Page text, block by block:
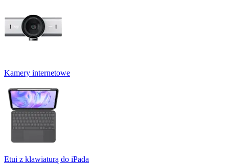
Kamery internetowe
Etui z klawiaturą do iPada